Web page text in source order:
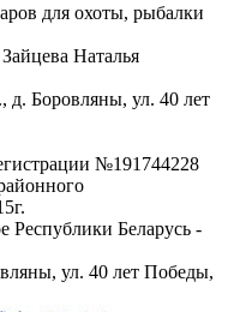
для охоты, рыбалки
Наталья
Боровляны, ул. 40 лет
№191744228
Республики Беларусь -
ул. 40 лет Победы,